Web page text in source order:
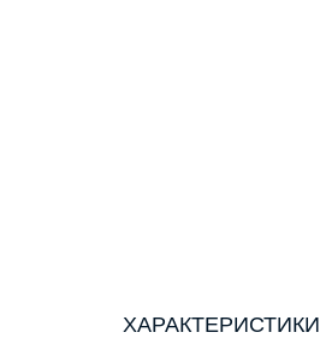
ХАРАКТЕРИСТИКИ